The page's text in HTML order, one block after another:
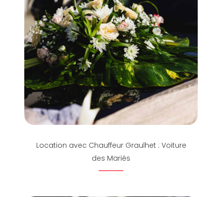
Location avec Chauffeur Graulhet : Voiture
des Mariés